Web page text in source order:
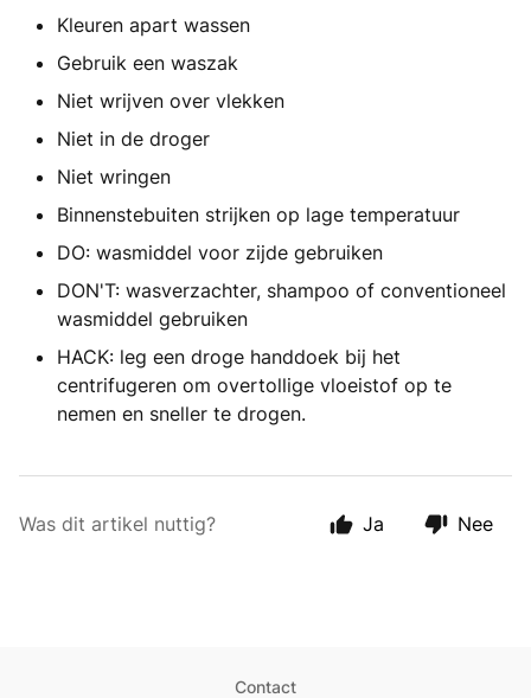
Kleuren apart wassen
Gebruik een waszak
Niet wrijven over vlekken
Niet in de droger
Niet wringen
Binnenstebuiten strijken op lage temperatuur
DO: wasmiddel voor zijde gebruiken
DON'T: wasverzachter, shampoo of conventioneel
wasmiddel gebruiken
HACK: leg een droge handdoek bij het
centrifugeren om overtollige vloeistof op te
nemen en sneller te drogen.
Was dit artikel nuttig? Ja Nee
Contact